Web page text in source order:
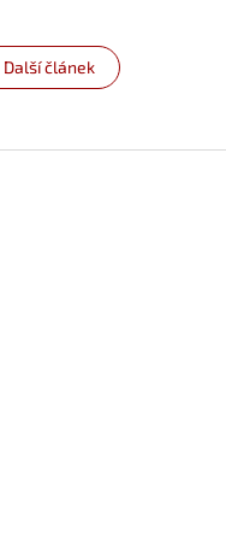
Další článek